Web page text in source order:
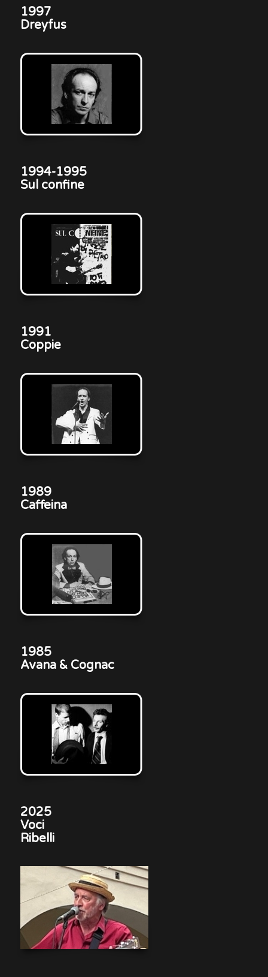
1997
Dreyfus
1994-1995
Sul confine
1991
Coppie
1989
Caffeina
1985
Avana & Cognac
2025
Voci
Ribelli